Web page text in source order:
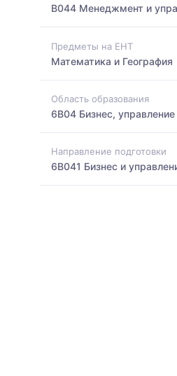
B044 Менеджмент и
Предметы на ЕНТ
Математика и География
Область образования
6B04 Бизнес,
Направление подготовки
6B041 Бизнес и